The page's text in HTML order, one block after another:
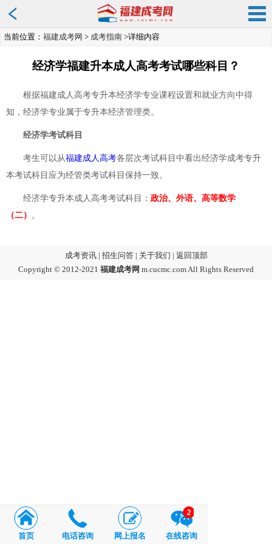
当前位置： 福建成考网 > 成考指南 >详细内容
经济学福建升本成人高考考试哪些科目？
根据福建成人高考专升本经济学专业课程设置和就业方向中得
知，经济学专业属于专升本经济管理类。
经济学考试科目
考生可以从福建成人高考各层次考试科目中看出经济学成考专升
本考试科目应为经管类考试科目保持一致。
经济学专升本成人高考考试科目： 政治、外语、高等数学
（二）
。
成考资讯| 招生问答| 关于我们
返回顶部
Copyright © 2012-2021 福建成考网 m.cucmc.comAll Rights Reserved
首页 电话咨询 网上报名 在线咨询